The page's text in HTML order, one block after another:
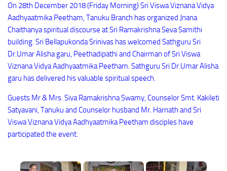
On 28th December 2018 (Friday Morning) Sri Viswa Viznana Vidya
Aadhyaatmika Peetham, Tanuku Branch has organized Jnana
Chaithanya spiritual discourse at Sri Ramakrishna Seva Samithi
building. Sri Bellapukonda Srinivas has welcomed Sathguru Sri
Dr.Umar Alisha garu, Peethadipathi and Chairman of Sri Viswa
Viznana Vidya Aadhyaatmika Peetham. Sathguru Sri Dr.Umar Alisha
garu has delivered his valuable spiritual speech.
Guests Mr & Mrs. Siva Ramakrishna Swamy, Counselor Smt. Kakileti
Satyavani, Tanuku and Counselor husband Mr. Harnath and Sri
Viswa Viznana Vidya Aadhyaatmika Peetham disciples have
participated the event.